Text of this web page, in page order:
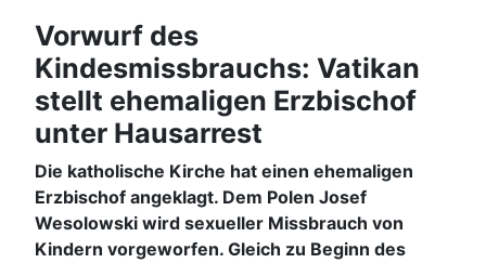
Vorwurf des
Kindesmissbrauchs: Vatikan
stellt ehemaligen Erzbischof
unter Hausarrest
Die katholische Kirche hat einen ehemaligen
Erzbischof angeklagt. Dem Polen Josef
Wesolowski wird sexueller Missbrauch von
Kindern vorgeworfen. Gleich zu Beginn des